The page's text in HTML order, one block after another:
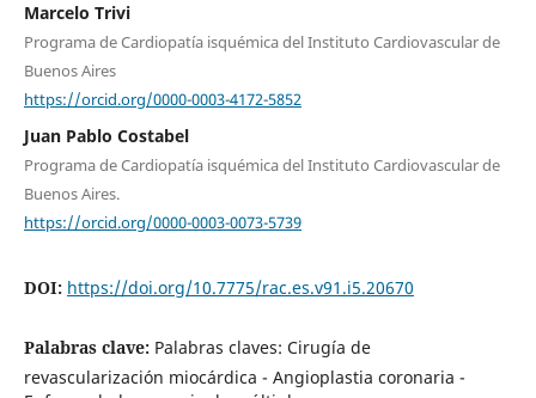
Marcelo Trivi
Programa de Cardiopatía isquémica del Instituto Cardiovascular de
Buenos Aires
https://orcid.org/0000-0003-4172-5852
Juan Pablo Costabel
Programa de Cardiopatía isquémica del Instituto Cardiovascular de
Buenos Aires.
https://orcid.org/0000-0003-0073-5739
DOI: https://doi.org/10.7775/rac.es.v91.i5.20670
Palabras clave: Palabras claves: Cirugía de
revascularización miocárdica - Angioplastia coronaria -